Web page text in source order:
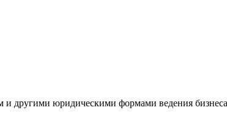
другими юридическими формами ведения